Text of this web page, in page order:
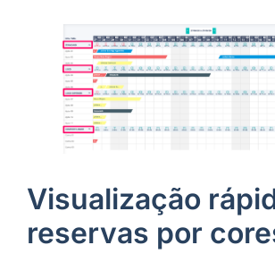
Visualização
reservas por